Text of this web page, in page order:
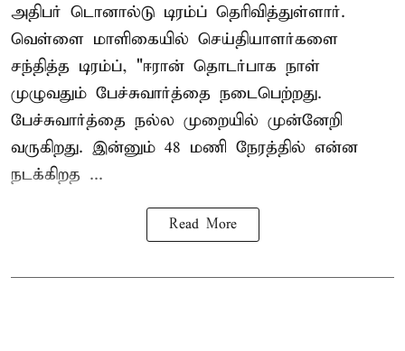
அதிபர் டொனால்டு டிரம்ப் தெரிவித்துள்ளார்.
வெள்ளை மாளிகையில் செய்தியாளர்களை
சந்தித்த டிரம்ப், "ஈரான் தொடர்பாக நாள்
முழுவதும் பேச்சுவார்த்தை நடைபெற்றது.
பேச்சுவார்த்தை நல்ல முறையில் முன்னேறி
வருகிறது. இன்னும் 48 மணி நேரத்தில் என்ன
நடக்கிறத ...
Read More